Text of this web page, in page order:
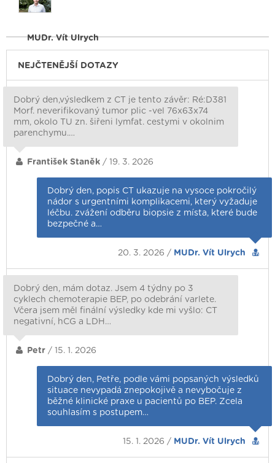
MUDr. Vít Ulrych
NEJČTENĚJŠÍ DOTAZY
Dobrý den,výsledkem z CT je tento závěr: Ré:D381
Morf. neverifikovaný tumor plic -vel 76x63x74
mm, okolo TU zn. šiřeni lymfat. cestymi v okolnim
parenchymu.…
František Staněk / 19. 3. 2026
Dobrý den, popis CT ukazuje na vysoce pokročilý
nádor s urgentními komplikacemi, který vyžaduje
léčbu. zvážení odběru biopsie z místa, které bude
bezpečné a…
20. 3. 2026 / MUDr. Vít Ulrych
Dobrý den, mám dotaz. Jsem 4 týdny po 3
cyklech chemoterapie BEP, po odebrání varlete.
Včera jsem měl finální výsledky kde mi vyšlo: CT
negativní, hCG a LDH…
Petr / 15. 1. 2026
Dobrý den, Petře, podle vámi popsaných výsledků
situace nevypadá znepokojivě a nevybočuje z
běžné klinické praxe u pacientů po BEP. Zcela
souhlasím s postupem…
15. 1. 2026 / MUDr. Vít Ulrych